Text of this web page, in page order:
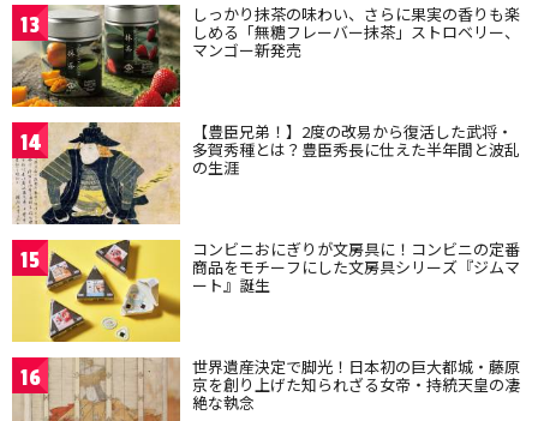
13 しっかり抹茶の味わい、さらに果実の香りも楽
しめる「無糖フレーバー抹茶」ストロベリー、
マンゴー新発売
14 【豊臣兄弟！】2度の改易から復活した武将・
多賀秀種とは？豊臣秀長に仕えた半年間と波乱
の生涯
15 コンビニおにぎりが文房具に！コンビニの定番
商品をモチーフにした文房具シリーズ『ジムマ
ート』誕生
16 世界遺産決定で脚光！日本初の巨大都城・藤原
京を創り上げた知られざる女帝・持統天皇の凄
絶な執念